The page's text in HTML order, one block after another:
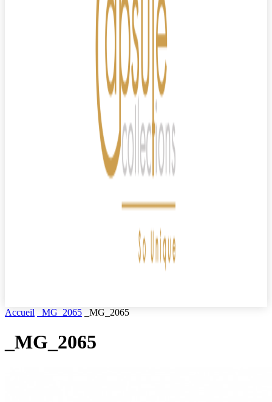
Accueil _MG_2065 _MG_2065
_MG_2065